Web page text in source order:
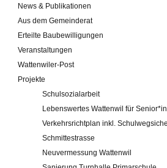
News & Publikationen
Aus dem Gemeinderat
Erteilte Baubewilligungen
Veranstaltungen
Wattenwiler-Post
Projekte
Schulsozialarbeit
Lebenswertes Wattenwil für
Verkehrsrichtplan inkl.
Schmittestrasse
Neuvermessung Wattenwil